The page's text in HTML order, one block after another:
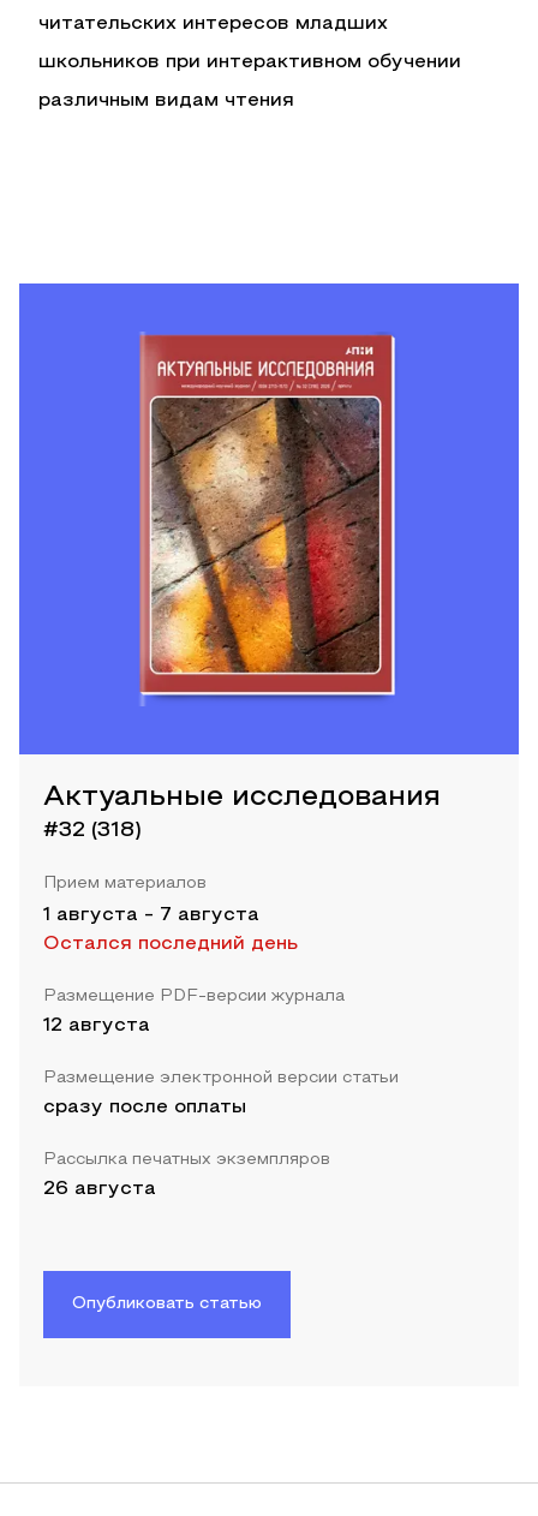
читательских интересов младших
школьников при интерактивном обучении
различным видам чтения
Актуальные исследования
#32 (318)
Прием материалов
1 августа - 7 августа
Остался последний день
Размещение PDF-версии журнала
12 августа
Размещение электронной версии статьи
сразу после оплаты
Рассылка печатных экземпляров
26 августа
Опубликовать статью